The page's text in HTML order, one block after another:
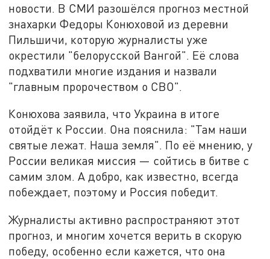
новости. В СМИ разошёлся прогноз местной
знахарки Федоры Конюховой из деревни
Пильшичи, которую журналисты уже
окрестили "белорусской Вангой". Её слова
подхватили многие издания и назвали
"главным пророчеством о СВО".
Конюхова заявила, что Украина в итоге
отойдёт к России. Она пояснила: "Там наши
святые лежат. Наша земля". По её мнению, у
России великая миссия — сойтись в битве с
самим злом. А добро, как известно, всегда
побеждает, поэтому и Россия победит.
Журналисты активно распространяют этот
прогноз, и многим хочется верить в скорую
победу, особенно если кажется, что она